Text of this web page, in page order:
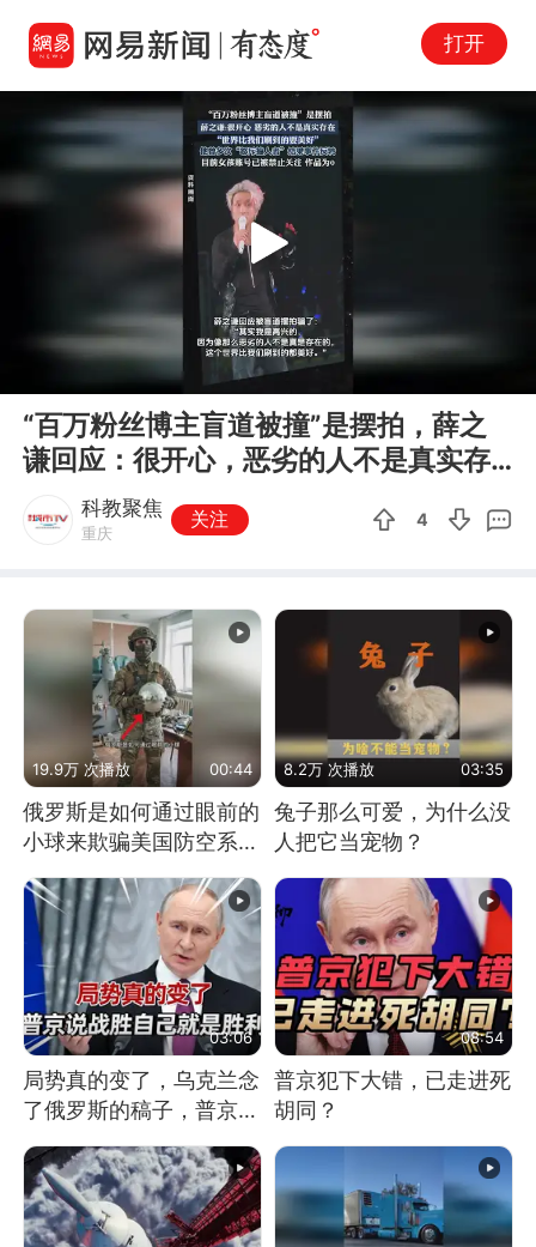
打开
Play
“百万粉丝博主盲道被撞”是摆拍，薛之
谦回应：很开心，恶劣的人不是真实存
科教聚焦
重庆
关注 4
19.9万 次播放 00:44
俄罗斯是如何通过眼前的
小球来欺骗美国防空系统
的
8.2万 次播放 03:35
兔子那么可爱，为什么没
人把它当宠物？
03:06
局势真的变了，乌克兰念
了俄罗斯的稿子，普京说
08:54
普京犯下大错，已走进死
胡同？